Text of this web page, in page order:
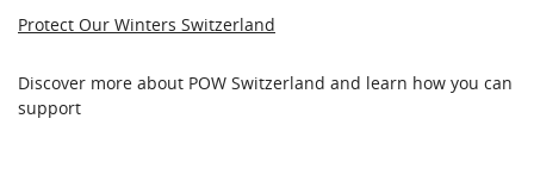
Protect Our Winters Switzerland
Discover more about POW Switzerland and learn how you can
support